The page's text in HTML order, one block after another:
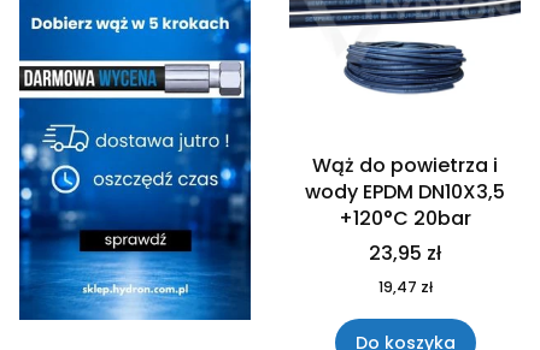
Wąż do powietrza i
wody EPDM DN10X3,5
+120°C 20bar
23,95 zł
19,47 zł
Do koszyka